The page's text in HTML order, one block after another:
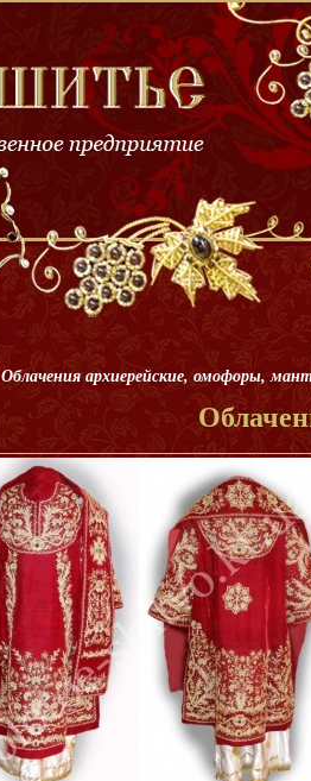
Облачения архиерейские, омофоры,